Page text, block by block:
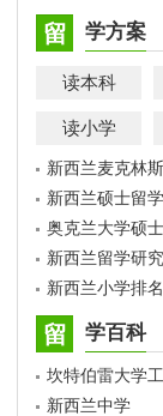
留 学方案
读本科
读小学
新西兰麦克林
新西兰硕士留
奥克兰大学硕
新西兰留学研
新西兰小学排名
留 学百科
坎特伯雷大学
新西兰中学